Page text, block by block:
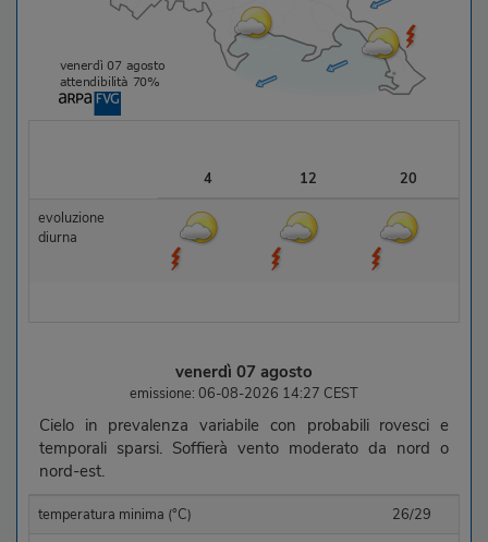
4 12
20
evoluzione
diurna
venerdì 07 agosto
emissione: 06-08-2026 14:27 CEST
Cielo in prevalenza variabile con probabili rovesci e
temporali sparsi. Soffierà vento moderato da nord o
nord-est.
temperatura minima (°C)
26/29